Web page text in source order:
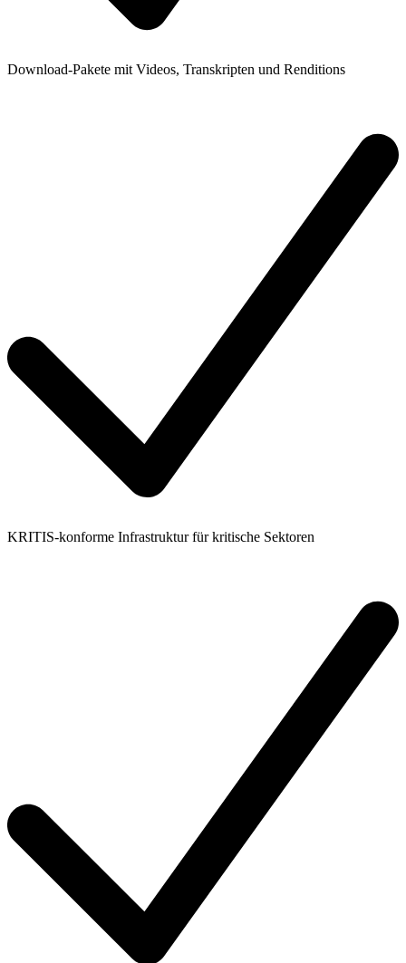
Download-Pakete mit Videos, Transkripten und Renditions
KRITIS-konforme Infrastruktur für kritische Sektoren